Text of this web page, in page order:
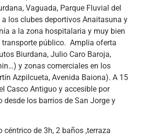
Vaguada, Parque Fluvial del
los clubes deportivos Anaitasuna y
a la zona hospitalaria y muy bien
público. Amplia oferta
Biurdana, Julio Caro Baroja,
y zonas comerciales en los
Azpilcueta, Avenida Baiona). A 15
Casco Antiguo y accesible por
desde los barrios de San Jorge y
céntrico de 3h, 2 baños ,terraza